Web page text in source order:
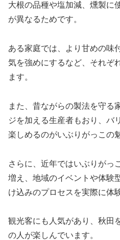
大根の品種や塩加減、燻製に
が異なるためです。
ある家庭では、より甘めの味
気を強めにするなど、それぞ
ます。
また、昔ながらの製法を守る
ジを加える生産者もおり、バ
楽しめるのがいぶりがっこの
さらに、近年ではいぶりがっ
増え、地域のイベントや体験
け込みのプロセスを実際に体
観光客にも人気があり、秋田
の人が楽しんでいます。